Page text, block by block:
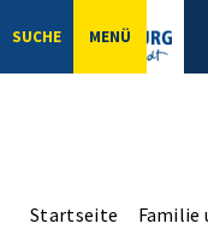
SUCHE MENÜ
Startseite Familie